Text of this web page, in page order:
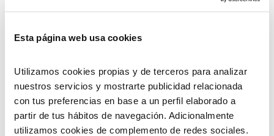
Esta página web usa cookies
Utilizamos cookies propias y de terceros para analizar
nuestros servicios y mostrarte publicidad relacionada
con tus preferencias en base a un perfil elaborado a
partir de tus hábitos de navegación. Adicionalmente
utilizamos cookies de complemento de redes sociales.